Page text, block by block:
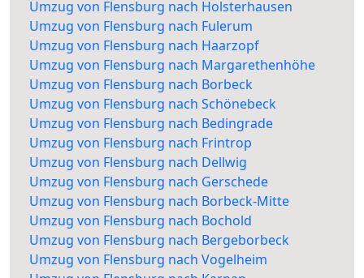
Umzug von Flensburg nach Holsterhausen
Umzug von Flensburg nach Fulerum
Umzug von Flensburg nach Haarzopf
Umzug von Flensburg nach Margarethenhöhe
Umzug von Flensburg nach Borbeck
Umzug von Flensburg nach Schönebeck
Umzug von Flensburg nach Bedingrade
Umzug von Flensburg nach Frintrop
Umzug von Flensburg nach Dellwig
Umzug von Flensburg nach Gerschede
Umzug von Flensburg nach Borbeck-Mitte
Umzug von Flensburg nach Bochold
Umzug von Flensburg nach Bergeborbeck
Umzug von Flensburg nach Vogelheim